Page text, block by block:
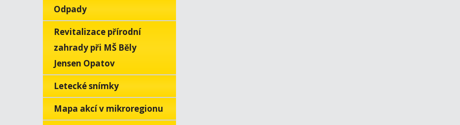
Odpady
Revitalizace přírodní
zahrady při MŠ Běly
Jensen Opatov
Letecké snímky
Mapa akcí v mikroregionu